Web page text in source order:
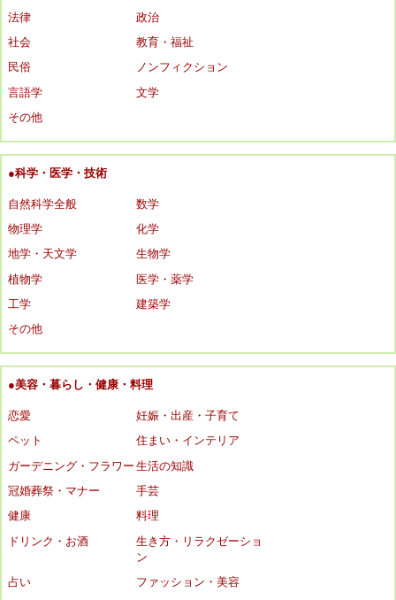
法律
政治
社会
教育・福祉
民俗
ノンフィクション
言語学
文学
その他
●科学・医学・技術
自然科学全般
数学
物理学
化学
地学・天文学
生物学
植物学
医学・薬学
工学
建築学
その他
●美容・暮らし・健康・料理
恋愛
妊娠・出産・子育て
ペット
住まい・インテリア
ガーデニング・フラワー 生活の知識
冠婚葬祭・マナー
手芸
健康
料理
ドリンク・お酒
生き方・リラクゼーショ
ン
占い
ファッション・美容